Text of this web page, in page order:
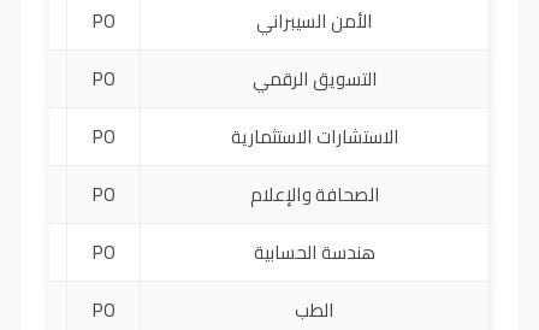
الأمن السيبراني PO
التسويق الرقمي
PO
الاستشارات الاستثمارية
PO
الصحافة والإعلام
PO
هندسة الحسابية
PO
الطب
PO